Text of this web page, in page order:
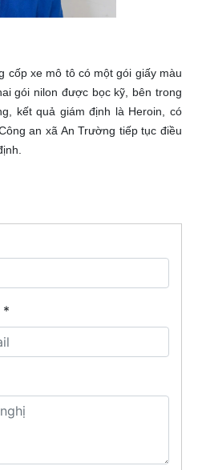
cốp xe mô tô có một gói giấy màu
gói nilon được bọc kỹ, bên trong
kết quả giám định là Heroin, có
an xã An Trường tiếp tục điều
*